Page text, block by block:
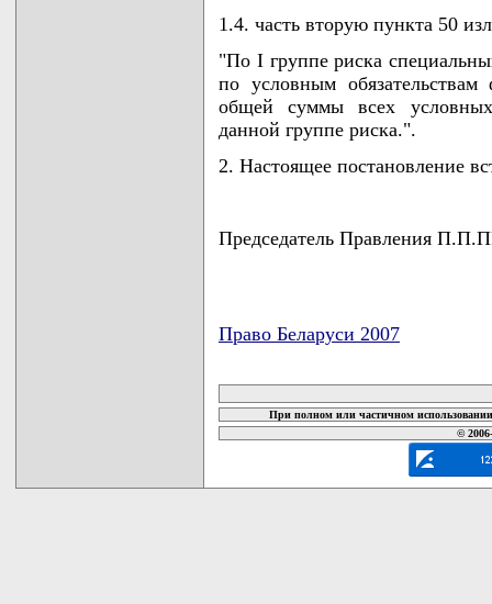
1.4. часть вторую пункта 50
"По I группе риска
по условным
общей суммы всех условных
данной группе риска.".
2. Настоящее постановление
Председатель Правления
Право Беларуси 2007
При полном или частичном
©